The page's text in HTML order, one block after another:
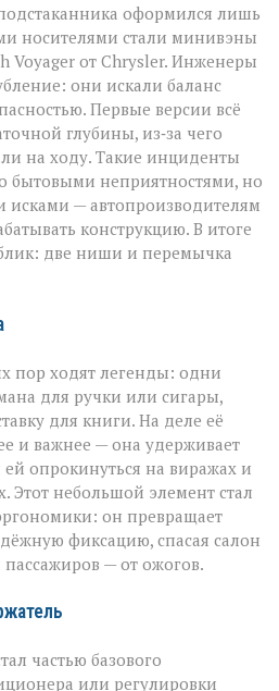
оформился лишь
носителями стали минивэны
Voyager от Chrysler. Инженеры
они искали баланс
Первые версии всё
глубины, из‑за чего
на ходу. Такие инциденты
бытовыми неприятностями, но
— автопроизводителям
конструкцию. В итоге
две ниши и перемычка
пор ходят легенды: одни
для ручки или сигары,
для книги. На деле её
и важнее — она удерживает
ей опрокинуться на виражах и
Этот небольшой элемент стал
он превращает
фиксацию, спасая салон
— от ожогов.
частью базового
или регулировки